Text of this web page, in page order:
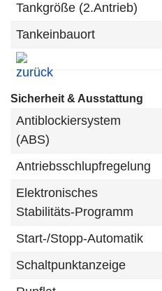
Tankgröße (2.Antrieb)
Tankeinbauort
Sicherheit & Ausstattung
Antiblockiersystem
(ABS)
Antriebsschlupfregelung
Elektronisches
Stabilitäts-Programm
Start-/Stopp-Automatik
Schaltpunktanzeige